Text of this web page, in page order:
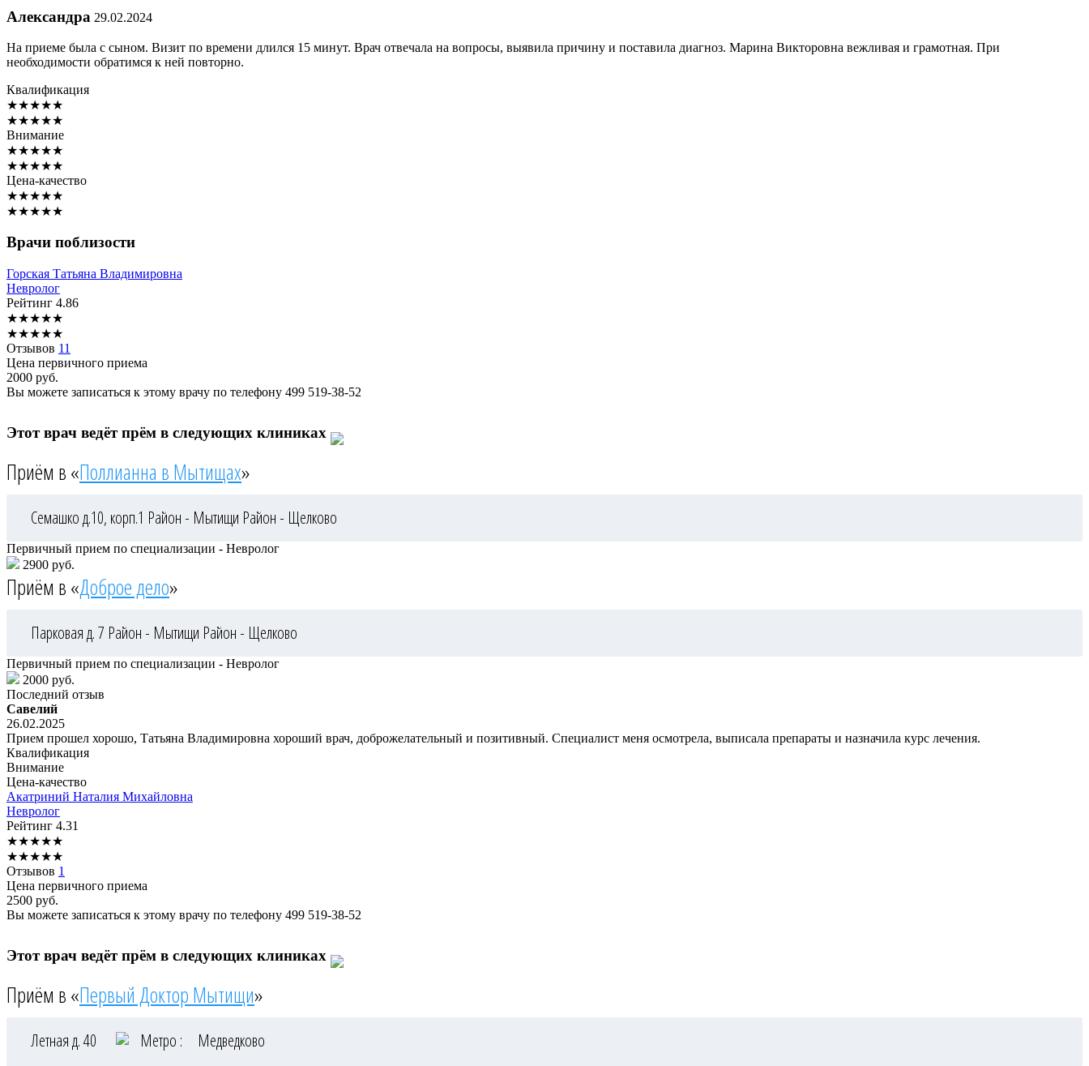
Александра 29.02.2024
На приеме была с сыном. Визит по времени длился 15 минут. Врач отвечала на вопросы, выявила причину и поставила диагноз. Марина Викторовна вежливая и грамотная. При
необходимости обратимся к ней повторно.
Квалификация
★★★★★
★★★★★
Внимание
★★★★★
★★★★★
Цена-качество
★★★★★
★★★★★
Врачи поблизости
Горская Татьяна Владимировна
Невролог
Рейтинг 4.86
★★★★★
★★★★★
Отзывов 11
Цена первичного приема
2000 руб.
Вы можете записаться к этому врачу по телефону 499 519-38-52
Этот врач ведёт прём в следующих клиниках
Приём в «Поллианна в Мытищах»
Семашко д.10, корп.1 Район - Мытищи Район - Щелково
Первичный прием по специализации - Невролог
2900 руб.
Приём в «Доброе дело»
Парковая д. 7 Район - Мытищи Район - Щелково
Первичный прием по специализации - Невролог
2000 руб.
Последний отзыв
Савелий
26.02.2025
Прием прошел хорошо, Татьяна Владимировна хороший врач, доброжелательный и позитивный. Специалист меня осмотрела, выписала препараты и назначила курс лечения.
Квалификация
Внимание
Цена-качество
Акатриний Наталия Михайловна
Невролог
Рейтинг 4.31
★★★★★
★★★★★
Отзывов 1
Цена первичного приема
2500 руб.
Вы можете записаться к этому врачу по телефону 499 519-38-52
Этот врач ведёт прём в следующих клиниках
Приём в «Первый Доктор Мытищи»
Летная д. 40 Метро : Медведково